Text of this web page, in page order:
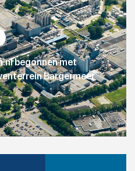
begonnen met
Bargermeer